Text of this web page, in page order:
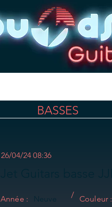
BASSES
26/04/24 08:36
/
Année : Neuve Couleur :